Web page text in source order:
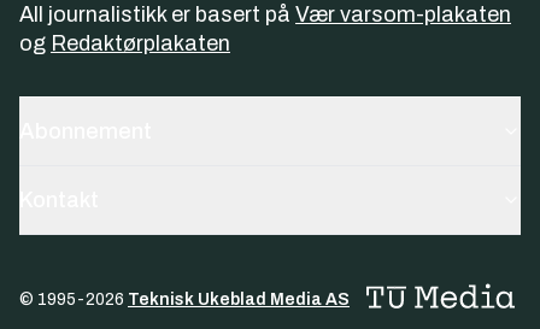
All journalistikk er basert på Vær varsom-plakaten
og Redaktørplakaten
© 1995-2026 Teknisk Ukeblad Media AS